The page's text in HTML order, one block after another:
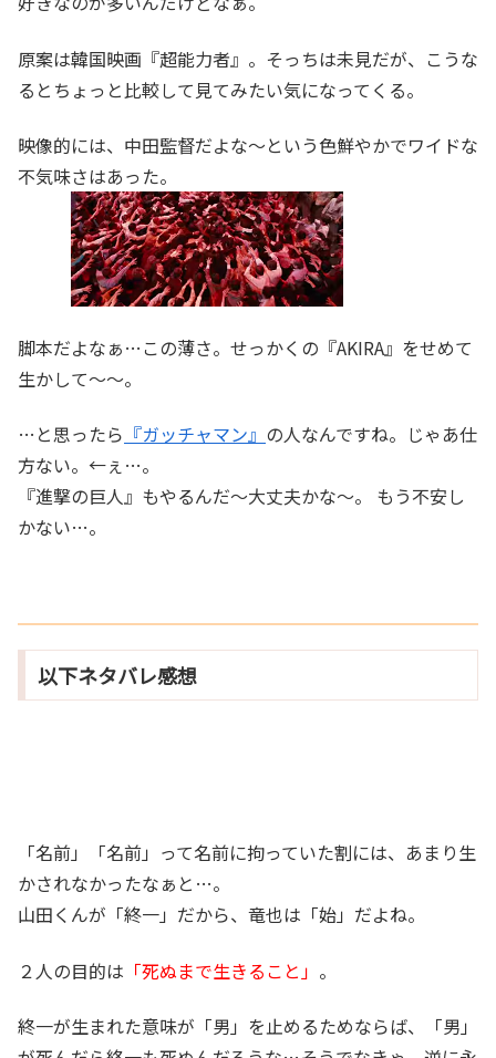
原案は韓国映画『超能力者』。そっちは未見だが、こうな
るとちょっと比較して見てみたい気になってくる。
映像的には、中田監督だよな～という色鮮やかでワイドな
不気味さはあった。
脚本だよなぁ…この薄さ。せっかくの『AKIRA』をせめて
生かして～～。
…と思ったら 『ガッチャマン』 の人なんですね。じゃあ仕
方ない。←ぇ…。
『進撃の巨人』もやるんだ～大丈夫かな～。 もう不安し
かない…。
以下ネタバレ感想
「名前」「名前」って名前に拘っていた割には、あまり生
かされなかったなぁと…。
山田くんが「終一」だから、竜也は「始」だよね。
２人の目的は 「死ぬまで生きること」 。
終一が生まれた意味が「男」を止めるためならば、「男」